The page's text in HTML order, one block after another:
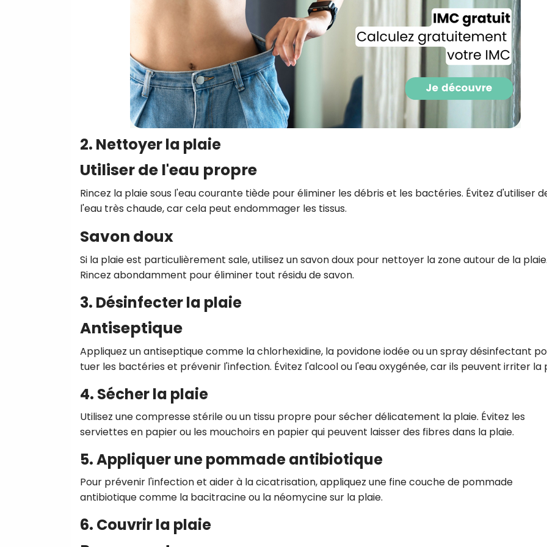
2. Nettoyer la plaie
Utiliser de l'eau propre
Rincez la plaie sous l'eau courante tiède pour éliminer les débris et les bactéries. Évitez d'utiliser
l'eau très chaude, car cela peut endommager les tissus.
Savon doux
Si la plaie est particulièrement sale, utilisez un savon doux pour nettoyer la zone autour de la plaie.
Rincez abondamment pour éliminer tout résidu de savon.
3. Désinfecter la plaie
Antiseptique
Appliquez un antiseptique comme la chlorhexidine, la povidone iodée ou un spray désinfectant
tuer les bactéries et prévenir l'infection. Évitez l'alcool ou l'eau oxygénée, car ils peuvent irriter la
4. Sécher la plaie
Utilisez une compresse stérile ou un tissu propre pour sécher délicatement la plaie. Évitez les
serviettes en papier ou les mouchoirs en papier qui peuvent laisser des fibres dans la plaie.
5. Appliquer une pommade antibiotique
Pour prévenir l'infection et aider à la cicatrisation, appliquez une fine couche de pommade
antibiotique comme la bacitracine ou la néomycine sur la plaie.
6. Couvrir la plaie
Je consens à ce que la société
Prisma Players analyse le taux
des courriels pour mesurer et
performances des campagnes.
pourrons savoir si vous ouvrez les
l'heure à laquelle vous le faites ainsi